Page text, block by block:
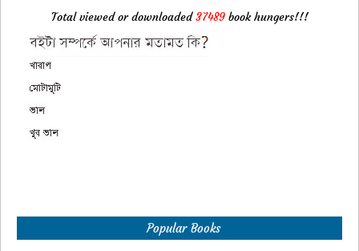
Total viewed or downloaded37489book hungers!!!
Popular Books